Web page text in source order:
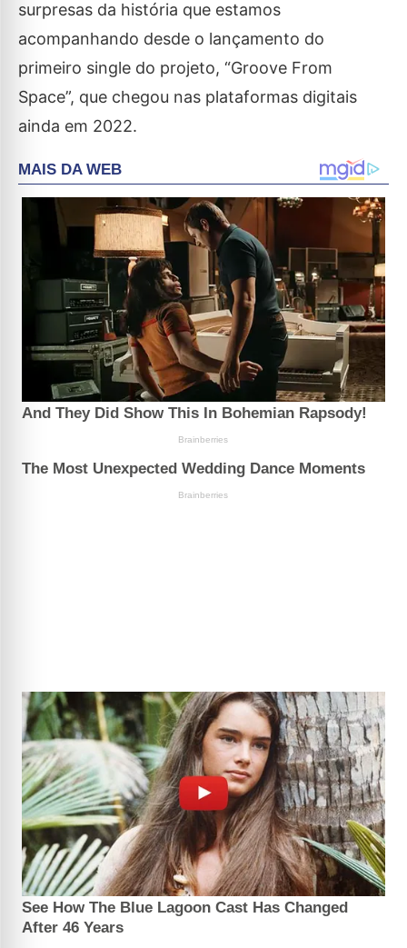
surpresas da história que estamos
acompanhando desde o lançamento do
primeiro single do projeto, “Groove From
Space”, que chegou nas plataformas digitais
ainda em 2022.